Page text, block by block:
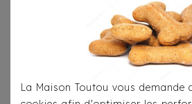
Accueil
Imperméables
Milk&Pepper -
La Maison Toutou vous demande